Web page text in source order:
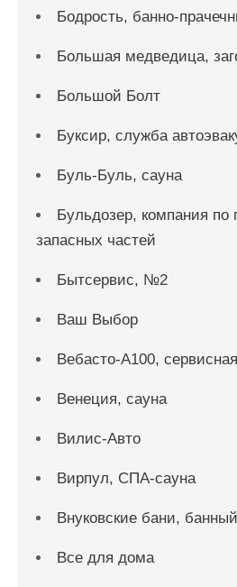
Бодрость, банно-
Большая медведица,
Большой Болт
Буксир, служба
Буль-Буль, сауна
Бульдозер, компания по
запасных частей
Бытсервис, №2
Ваш Выбор
Вебасто-А100,
Венеция, сауна
Вилис-Авто
Вирпул, СПА-сауна
Внуковские бани,
Все для дома